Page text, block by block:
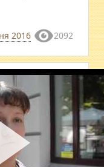
2016 2092